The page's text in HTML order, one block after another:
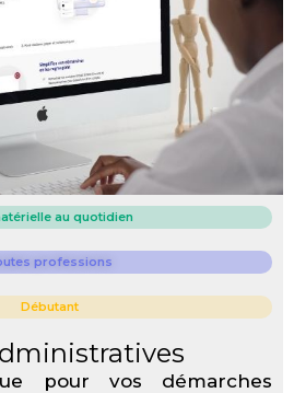
au quotidien
professions
Débutant
pour vos démarches